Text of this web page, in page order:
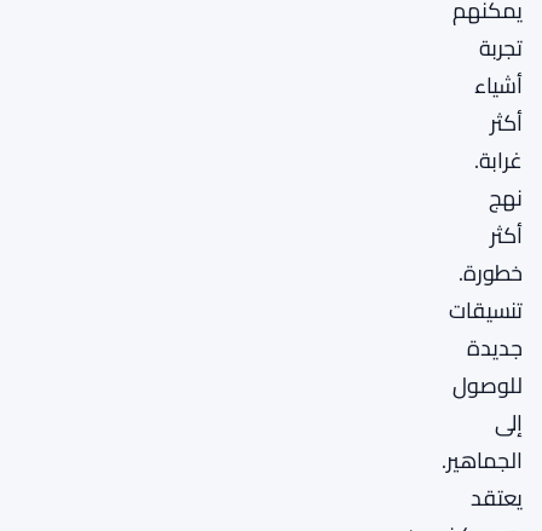
يمكنهم
تجربة
أشياء
أكثر
غرابة.
نهج
أكثر
خطورة.
تنسيقات
جديدة
للوصول
إلى
الجماهير.
يعتقد